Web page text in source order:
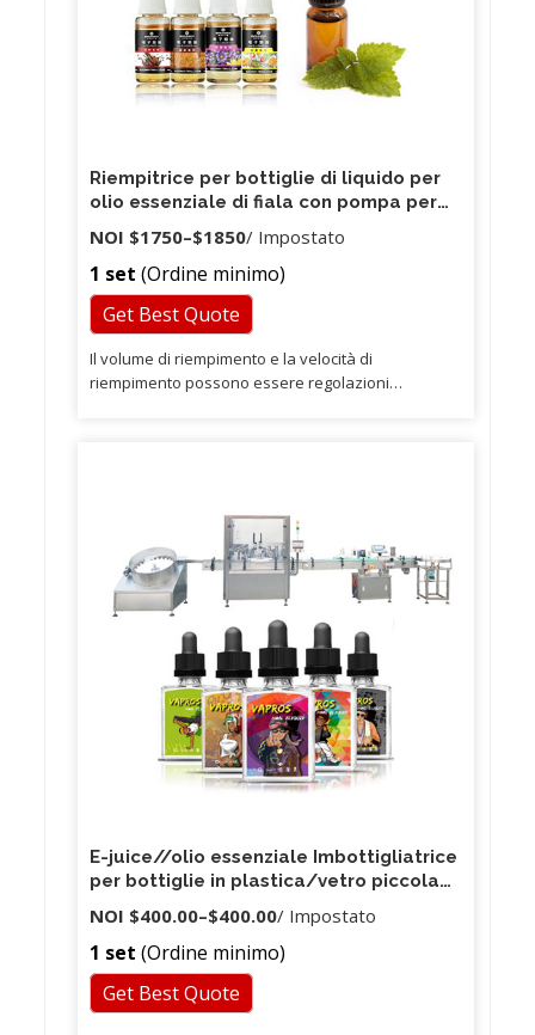
Riempitrice per bottiglie di liquido per
olio essenziale di fiala con pompa per
ingranaggi di controllo digitale manuale
da tavolo TODF-100
NOI $1750–$1850/ Impostato
1 set (Ordine minimo)
Get Best Quote
Il volume di riempimento e la velocità di
riempimento possono essere regolazioni
testare la macchina.
E-juice//olio essenziale Imbottigliatrice
per bottiglie in plastica/vetro piccola
fiala, riempitrice
NOI $400.00–$400.00/ Impostato
1 set (Ordine minimo)
Get Best Quote